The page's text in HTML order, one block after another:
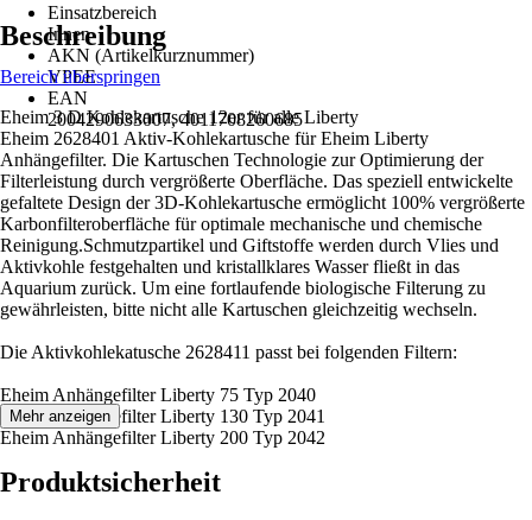
Einsatzbereich
Innen
AKN (Artikelkurznummer)
VPEE
EAN
2004290633007, 4011708260685
Beschreibung
Bereich überspringen
Eheim 3 D Kohlekartusche 12er für alle Liberty
Eheim 2628401 Aktiv-Kohlekartusche für Eheim Liberty
Anhängefilter. Die Kartuschen Technologie zur Optimierung der
Filterleistung durch vergrößerte Oberfläche. Das speziell entwickelte
gefaltete Design der 3D-Kohlekartusche ermöglicht 100% vergrößerte
Karbonfilteroberfläche für optimale mechanische und chemische
Reinigung.Schmutzpartikel und Giftstoffe werden durch Vlies und
Aktivkohle festgehalten und kristallklares Wasser fließt in das
Aquarium zurück. Um eine fortlaufende biologische Filterung zu
gewährleisten, bitte nicht alle Kartuschen gleichzeitig wechseln.
Die Aktivkohlekatusche 2628411 passt bei folgenden Filtern:
Eheim Anhängefilter Liberty 75 Typ 2040
Eheim Anhängefilter Liberty 130 Typ 2041
Eheim Anhängefilter Liberty 200 Typ 2042
Mehr anzeigen
Produktsicherheit